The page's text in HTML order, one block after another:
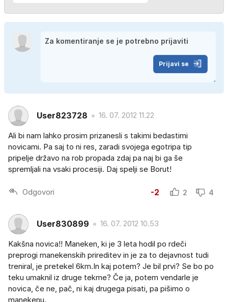
Prijavi se
User823728 16. 07. 2012 11.22
Ali bi nam lahko prosim prizanesli s takimi bedastimi
novicami. Pa saj to ni res, zaradi svojega egotripa tip
pripelje državo na rob propada zdaj pa naj bi ga še
spremljali na vsaki procesiji. Daj spelji se Borut!
Odgovori -2 2 4
User830899 16. 07. 2012 10.53
Kakšna novica!! Maneken, ki je 3 leta hodil po rdeči
preprogi manekenskih prireditev in je za to dejavnost tudi
treniral, je pretekel 6km.In kaj potem? Je bil prvi? Se bo po
teku umaknil iz druge tekme? Če ja, potem vendarle je
novica, če ne, pač, ni kaj drugega pisati, pa pišimo o
manekenu.